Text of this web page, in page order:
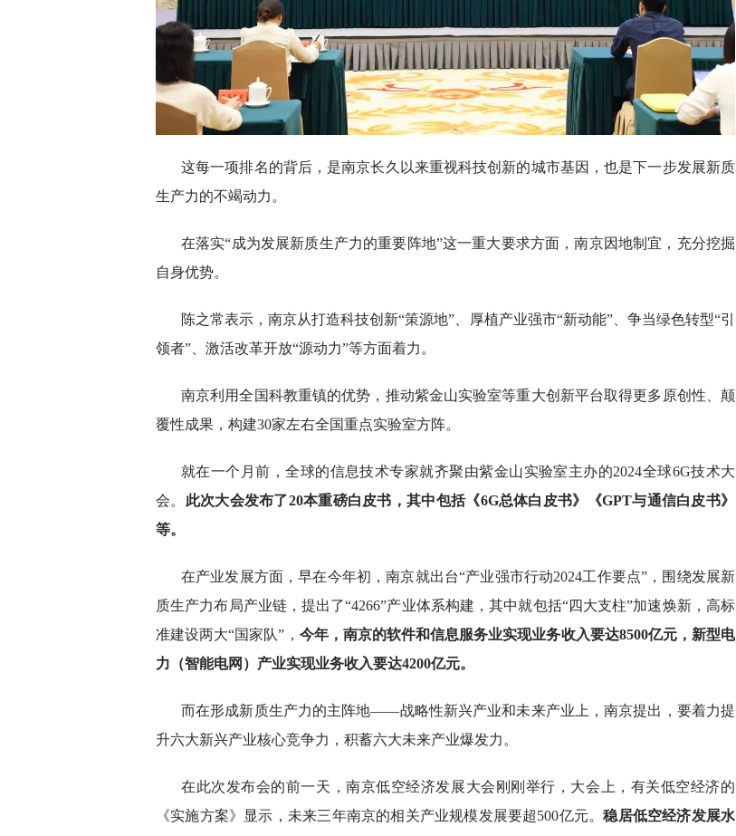
这每一项排名的背后，是南京长久以来重视科技创新的城市基因，也是下一步发展新质
生产力的不竭动力。
在落实“成为发展新质生产力的重要阵地”这一重大要求方面，南京因地制宜，充分挖掘
自身优势。
陈之常表示，南京从打造科技创新“策源地”、厚植产业强市“新动能”、争当绿色转型“引
领者”、激活改革开放“源动力”等方面着力。
南京利用全国科教重镇的优势，推动紫金山实验室等重大创新平台取得更多原创性、颠
覆性成果，构建30家左右全国重点实验室方阵。
就在一个月前，全球的信息技术专家就齐聚由紫金山实验室主办的2024全球6G技术大
会。 此次大会发布了20本重磅白皮书，其中包括《6G总体白皮书》《GPT与通信白皮书》
等。
在产业发展方面，早在今年初，南京就出台“产业强市行动2024工作要点”，围绕发展新
质生产力布局产业链，提出了“4266”产业体系构建，其中就包括“四大支柱”加速焕新，高标
准建设两大“国家队”， 今年，南京的软件和信息服务业实现业务收入要达8500亿元，新型电
力（智能电网）产业实现业务收入要达4200亿元。
而在形成新质生产力的主阵地——战略性新兴产业和未来产业上，南京提出，要着力提
升六大新兴产业核心竞争力，积蓄六大未来产业爆发力。
在此次发布会的前一天，南京低空经济发展大会刚刚举行，大会上，有关低空经济的
《实施方案》显示，未来三年南京的相关产业规模发展要超500亿元。稳居低空经济发展水